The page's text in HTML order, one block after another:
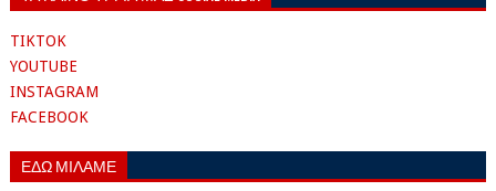
TIKTOK
YOUTUBE
INSTAGRAM
FACEBOOK
ΕΔΩ ΜΙΛΑΜΕ